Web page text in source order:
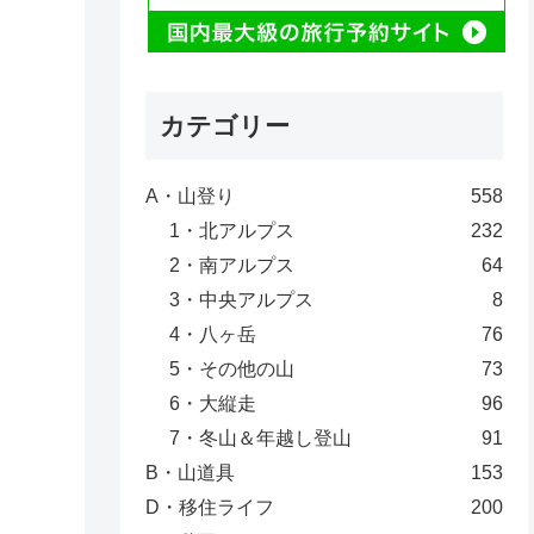
カテゴリー
A・山登り
558
1・北アルプス
232
2・南アルプス
64
3・中央アルプス
8
4・八ヶ岳
76
5・その他の山
73
6・大縦走
96
7・冬山＆年越し登山
91
B・山道具
153
D・移住ライフ
200